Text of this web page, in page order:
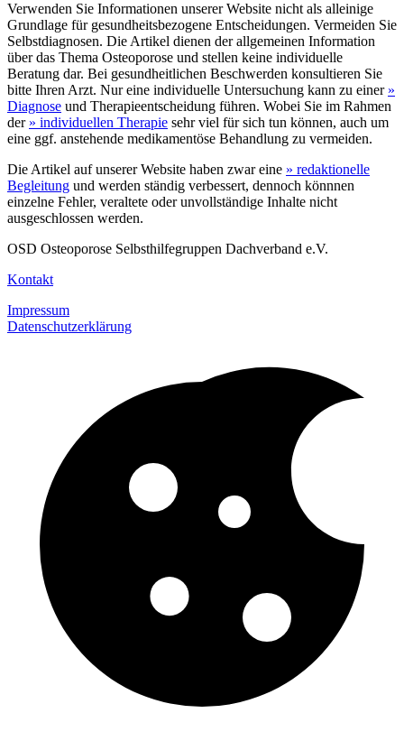
Verwenden Sie Informationen unserer Website nicht als alleinige
Grundlage für gesundheitsbezogene Entscheidungen. Vermeiden Sie
Selbstdiagnosen. Die Artikel dienen der allgemeinen Information
über das Thema Osteoporose und stellen keine individuelle
Beratung dar. Bei gesundheitlichen Beschwerden konsultieren Sie
bitte Ihren Arzt. Nur eine individuelle Untersuchung kann zu einer »
Diagnose und Therapieentscheidung führen. Wobei Sie im Rahmen
der » individuellen Therapie sehr viel für sich tun können, auch um
eine ggf. anstehende medikamentöse Behandlung zu vermeiden.
Die Artikel auf unserer Website haben zwar eine » redaktionelle
Begleitung und werden ständig verbessert, dennoch könnnen
einzelne Fehler, veraltete oder unvollständige Inhalte nicht
ausgeschlossen werden.
OSD Osteoporose Selbsthilfegruppen Dachverband e.V.
Kontakt
Impressum
Datenschutzerklärung